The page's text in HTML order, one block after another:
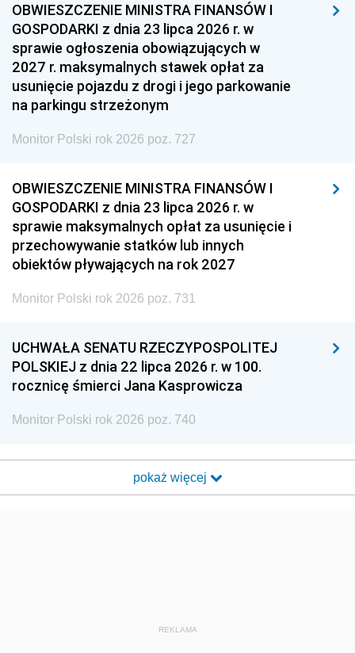
OBWIESZCZENIE MINISTRA FINANSÓW I
GOSPODARKI z dnia 23 lipca 2026 r. w
sprawie ogłoszenia obowiązujących w
2027 r. maksymalnych stawek opłat za
usunięcie pojazdu z drogi i jego parkowanie
na parkingu strzeżonym
Monitor Polski rok 2026 poz. 727
OBWIESZCZENIE MINISTRA FINANSÓW I
GOSPODARKI z dnia 23 lipca 2026 r. w
sprawie maksymalnych opłat za usunięcie i
przechowywanie statków lub innych
obiektów pływających na rok 2027
Monitor Polski rok 2026 poz. 731
UCHWAŁA SENATU RZECZYPOSPOLITEJ
POLSKIEJ z dnia 22 lipca 2026 r. w 100.
rocznicę śmierci Jana Kasprowicza
Monitor Polski rok 2026 poz. 740
pokaż więcej
REKLAMA